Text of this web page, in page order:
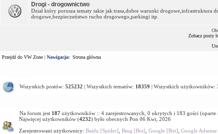
Drogi - drogownictwo
Dział który porusza tematy takie jak:trasa,dobre warunki drogowe,infrastruktura
drogowe,bezpieczeństwo ruchu drogowego,parkingi itp.
Zobacz posty
Przejdź do VW Zone | Nawigacja: Strona główna
Wszystkich postów: 525232 | Wszystkich tematów: 18359 | Wszystkich użytkowników:
Na forum jest 187 użytkowników :: 4 zarejestrowanych, 0 ukrytych i 183 gości
Najwięcej użytkowników (4232) było obecnych Pon 06 Kwi, 2026
Zarejestrowani użytkownicy: Baidu [Spider] Bing [Bot] Google [Bot] Google